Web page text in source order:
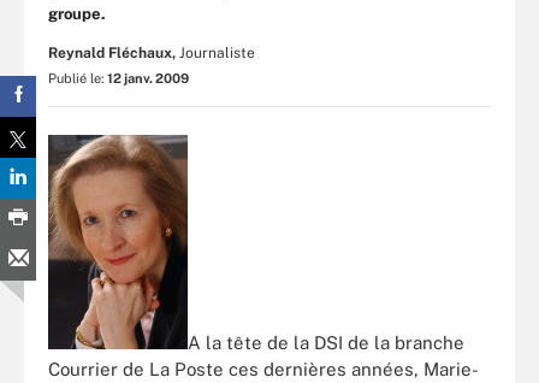
groupe.
Reynald Fléchaux, Journaliste
Publié le: 12 janv. 2009
A la tête de la DSI de la branche
Courrier de La Poste ces dernières années, Marie-